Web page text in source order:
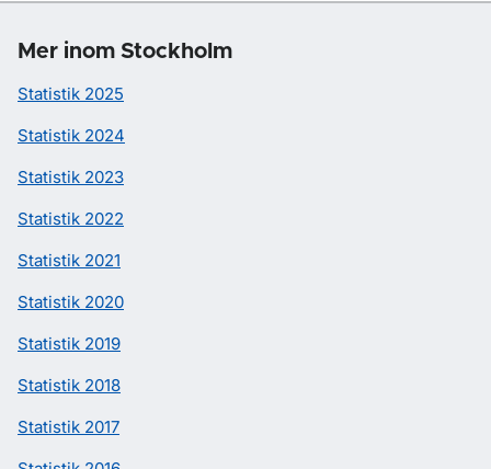
Mer inom Stockholm
Statistik 2025
Statistik 2024
Statistik 2023
Statistik 2022
Statistik 2021
Statistik 2020
Statistik 2019
Statistik 2018
Statistik 2017